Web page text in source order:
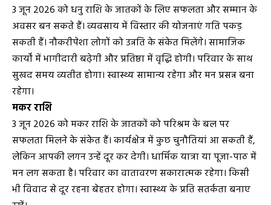
3 जून 2026 को धनु राशि के जातकों के लिए सफलता और सम्मान के
अवसर बन सकते हैं। व्यवसाय में विस्तार की योजनाएं गति पकड़
सकती हैं। नौकरीपेशा लोगों को उन्नति के संकेत मिलेंगे। सामाजिक
कार्यों में भागीदारी बढ़ेगी और प्रतिष्ठा में वृद्धि होगी। परिवार के साथ
सुखद समय व्यतीत होगा। स्वास्थ्य सामान्य रहेगा और मन प्रसन्न बना
रहेगा।
मकर राशि
3 जून 2026 को मकर राशि के जातकों को परिश्रम के बल पर
सफलता मिलने के संकेत हैं। कार्यक्षेत्र में कुछ चुनौतियां आ सकती हैं,
लेकिन आपकी लगन उन्हें दूर कर देगी। धार्मिक यात्रा या पूजा-पाठ में
मन लग सकता है। परिवार का वातावरण सकारात्मक रहेगा। किसी
भी विवाद से दूर रहना बेहतर होगा। स्वास्थ्य के प्रति सतर्कता बनाए